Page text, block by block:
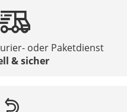
oder Paketdienst
& sicher